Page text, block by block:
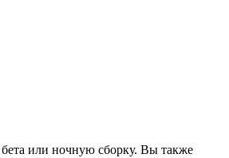
или ночную сборку. Вы также